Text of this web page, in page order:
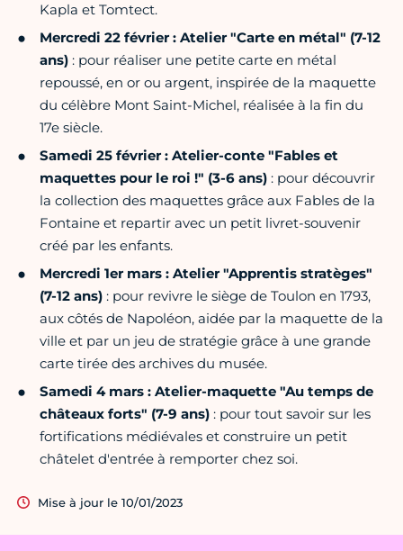
Kapla et Tomtect.
Mercredi 22 février : Atelier "Carte en métal" (7-12
ans) : pour réaliser une petite carte en métal
repoussé, en or ou argent, inspirée de la maquette
du célèbre Mont Saint-Michel, réalisée à la fin du
17e siècle.
Samedi 25 février : Atelier-conte "Fables et
maquettes pour le roi !" (3-6 ans) : pour découvrir
la collection des maquettes grâce aux Fables de la
Fontaine et repartir avec un petit livret-souvenir
créé par les enfants.
Mercredi 1er mars : Atelier "Apprentis stratèges"
(7-12 ans) : pour revivre le siège de Toulon en 1793,
aux côtés de Napoléon, aidée par la maquette de la
ville et par un jeu de stratégie grâce à une grande
carte tirée des archives du musée.
Samedi 4 mars : Atelier-maquette "Au temps de
châteaux forts" (7-9 ans) : pour tout savoir sur les
fortifications médiévales et construire un petit
châtelet d'entrée à remporter chez soi.
Mise à jour le 10/01/2023